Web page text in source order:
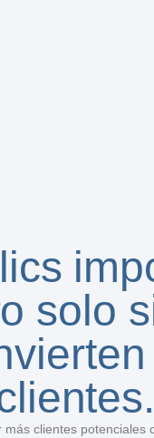
solo
más clientes potenciales